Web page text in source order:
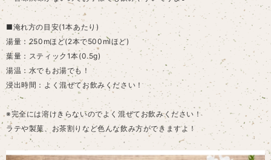
■淹れ方の目安(1本あたり)
湯量：250mほど(2本で500mlほど)
葉量：スティック1本(0.5g)
湯温：水でもお湯でも！
浸出時間：よく混ぜてお飲みください！
※完全には溶けきらないのでよく混ぜてお飲みください！
ラテや製菓、お茶割りなど色んな飲み方ができますよ！